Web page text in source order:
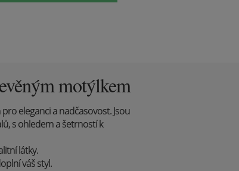
motýlkem
eleganci a nadčasovost. Jsou
s ohledem a šetrností k
látky.
váš styl.